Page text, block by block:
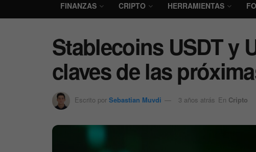
FINANZAS CRIPTO HERRAMIENTAS
Stablecoins USDT y
claves de las
Escrito por Sebastian Muvdi 3 años atrás En Cripto